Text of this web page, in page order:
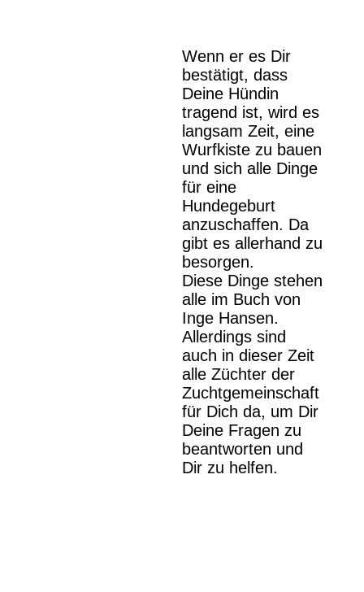
Wenn er es Dir
bestätigt, dass
Deine Hündin
tragend ist, wird es
langsam Zeit, eine
Wurfkiste zu bauen
und sich alle Dinge
für eine
Hundegeburt
anzuschaffen. Da
gibt es allerhand zu
besorgen.
Diese Dinge stehen
alle im Buch von
Inge Hansen.
Allerdings sind
auch in dieser Zeit
alle Züchter der
Zuchtgemeinschaft
für Dich da, um Dir
Deine Fragen zu
beantworten und
Dir zu helfen.